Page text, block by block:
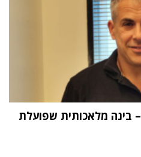
"העתיד הוא Physical AI – בינה מלאכותית שפועלת